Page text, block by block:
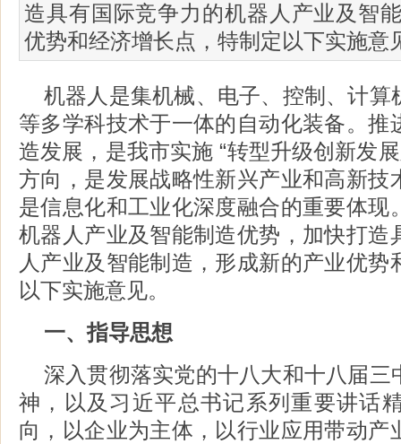
造具有国际竞争力的机器人产业及智
优势和经济增长点，特制定以下实施意
机器人是集机械、电子、控制、计算
等多学科技术于一体的自动化装备。推
造发展，是我市实施 “转型升级创新发
方向，是发展战略性新兴产业和高新技
是信息化和工业化深度融合的重要体现
机器人产业及智能制造优势，加快打造
人产业及智能制造，形成新的产业优势
以下实施意见。
一、指导思想
深入贯彻落实党的十八大和十八届三
神，以及习近平总书记系列重要讲话
向，以企业为主体，以行业应用带动产